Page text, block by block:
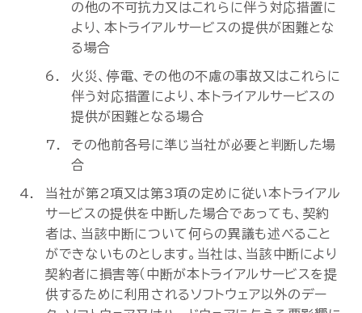
の他の不可抗力又はこれらに伴う対応措置に
より、本トライアルサービスの提供が困難とな
る場合
火災、停電、その他の不慮の事故又はこれらに
伴う対応措置により、本トライアルサービスの
提供が困難となる場合
その他前各号に準じ当社が必要と判断した場
合
当社が第2項又は第3項の定めに従い本トライアル
サービスの提供を中断した場合であっても、契約
者は、当該中断について何らの異議も述べること
ができないものとします。当社は、当該中断により
契約者に損害等（中断が本トライアルサービスを提
供するために利用されるソフトウェア以外のデー